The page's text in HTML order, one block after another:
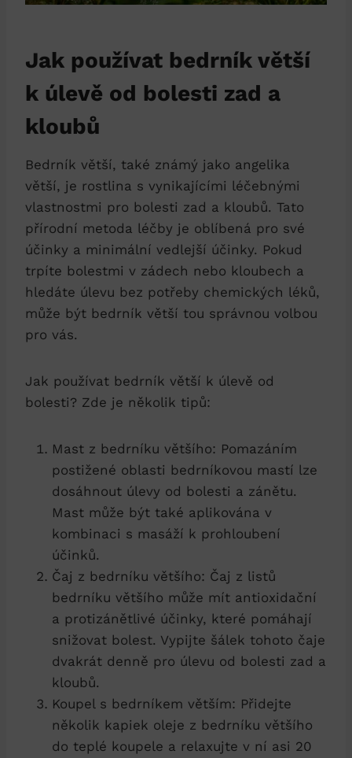
Jak používat bedrník větší
k úlevě od bolesti zad a
kloubů
Bedrník větší, také známý jako angelika
větší, je rostlina s vynikajícími léčebnými
vlastnostmi pro bolesti zad a kloubů. Tato
přírodní metoda léčby je oblíbená pro své
účinky a minimální vedlejší účinky. Pokud
trpíte bolestmi v zádech nebo kloubech a
hledáte úlevu bez potřeby chemických léků,
může být bedrník větší tou správnou volbou
pro vás.
Jak používat bedrník větší k úlevě od
bolesti? Zde je několik tipů:
Mast z bedrníku většího: Pomazáním
postižené oblasti bedrníkovou mastí lze
dosáhnout úlevy od bolesti a zánětu.
Mast může být také aplikována v
kombinaci s masáží k prohloubení
účinků.
Čaj z bedrníku většího: Čaj z listů
bedrníku většího může mít antioxidační
a protizánětlivé účinky, které pomáhají
snižovat bolest. Vypijte šálek tohoto čaje
dvakrát denně pro úlevu od bolesti zad a
kloubů.
Koupel s bedrníkem větším: Přidejte
několik kapiek oleje z bedrníku většího
do teplé koupele a relaxujte v ní asi 20